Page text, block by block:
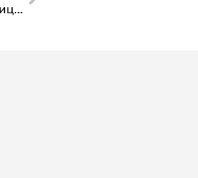
Народно позориште у Мостару обиљежило 75. годишњицу оснивања